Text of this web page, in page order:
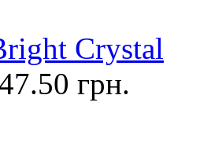
Crystal
грн.